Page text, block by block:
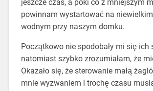
jeszcze czas, a póki co z mniejszym
powinnam wystartować na
wodnym przy naszym domku.
Początkowo nie spodobały mi się ich
natomiast szybko zrozumiałam, że
Okazało się, że sterowanie małą
mnie wyzwaniem i trochę czasu